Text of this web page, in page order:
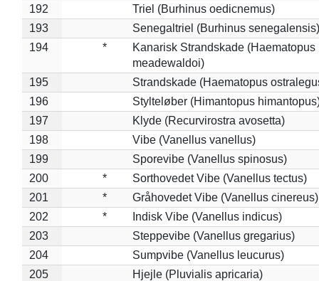
192
Triel (Burhinus oedicnemus)
193
Senegaltriel (Burhinus senegalensis)
194
*
Kanarisk Strandskade (Haematopus
meadewaldoi)
195
Strandskade (Haematopus
196
Stylteløber (Himantopus
197
Klyde (Recurvirostra avosetta)
198
Vibe (Vanellus vanellus)
199
Sporevibe (Vanellus spinosus)
200
*
Sorthovedet Vibe (Vanellus tectus)
201
*
Gråhovedet Vibe (Vanellus cinereus)
202
*
Indisk Vibe (Vanellus indicus)
203
Steppevibe (Vanellus gregarius)
204
Sumpvibe (Vanellus leucurus)
205
Hjejle (Pluvialis apricaria)